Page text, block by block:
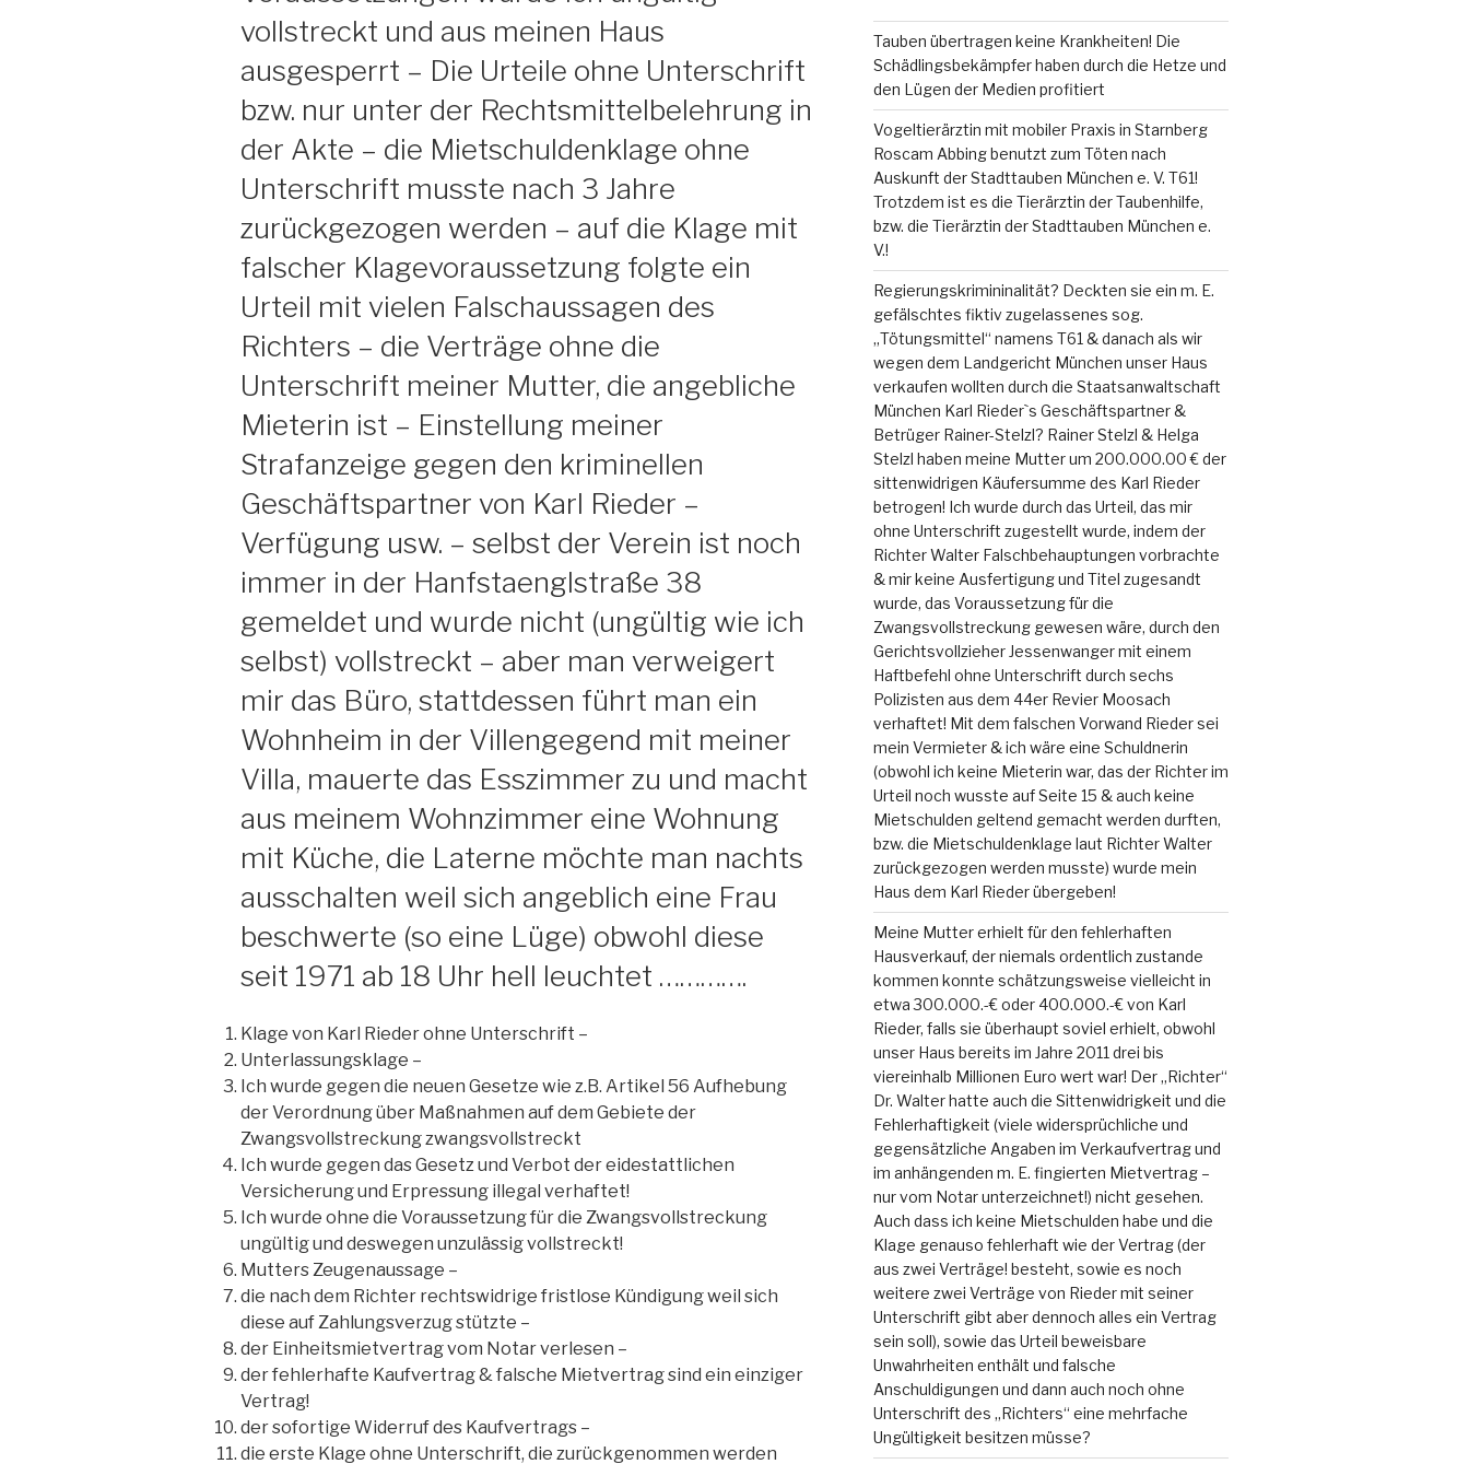
vollstreckt und aus meinen Haus
ausgesperrt – Die Urteile ohne Unterschrift
bzw. nur unter der Rechtsmittelbelehrung in
der Akte – die Mietschuldenklage ohne
Unterschrift musste nach 3 Jahre
zurückgezogen werden – auf die Klage mit
falscher Klagevoraussetzung folgte ein
Urteil mit vielen Falschaussagen des
Richters – die Verträge ohne die
Unterschrift meiner Mutter, die angebliche
Mieterin ist – Einstellung meiner
Strafanzeige gegen den kriminellen
Geschäftspartner von Karl Rieder –
Verfügung usw. – selbst der Verein ist noch
immer in der Hanfstaenglstraße 38
gemeldet und wurde nicht (ungültig wie ich
selbst) vollstreckt – aber man verweigert
mir das Büro, stattdessen führt man ein
Wohnheim in der Villengegend mit meiner
Villa, mauerte das Esszimmer zu und macht
aus meinem Wohnzimmer eine Wohnung
mit Küche, die Laterne möchte man nachts
ausschalten weil sich angeblich eine Frau
beschwerte (so eine Lüge) obwohl diese
seit 1971 ab 18 Uhr hell leuchtet ………….
Klage von Karl Rieder ohne Unterschrift –
Unterlassungsklage –
Ich wurde gegen die neuen Gesetze wie z.B. Artikel 56 Aufhebung
der Verordnung über Maßnahmen auf dem Gebiete der
Zwangsvollstreckung zwangsvollstreckt
Ich wurde gegen das Gesetz und Verbot der eidestattlichen
Versicherung und Erpressung illegal verhaftet!
Ich wurde ohne die Voraussetzung für die Zwangsvollstreckung
ungültig und deswegen unzulässig vollstreckt!
Mutters Zeugenaussage –
die nach dem Richter rechtswidrige fristlose Kündigung weil sich
diese auf Zahlungsverzug stützte –
der Einheitsmietvertrag vom Notar verlesen –
der fehlerhafte Kaufvertrag & falsche Mietvertrag sind ein einziger
Vertrag!
der sofortige Widerruf des Kaufvertrags –
die erste Klage ohne Unterschrift, die zurückgenommen werden
Tauben übertragen keine Krankheiten! Die
Schädlingsbekämpfer haben durch die Hetze und
den Lügen der Medien profitiert
Vogeltierärztin mit mobiler Praxis in Starnberg
Roscam Abbing benutzt zum Töten nach
Auskunft der Stadttauben München e. V. T61!
Trotzdem ist es die Tierärztin der Taubenhilfe,
bzw. die Tierärztin der Stadttauben München e.
V.!
Regierungskrimininalität? Deckten sie ein m. E.
gefälschtes fiktiv zugelassenes sog.
„Tötungsmittel“ namens T61 & danach als wir
wegen dem Landgericht München unser Haus
verkaufen wollten durch die Staatsanwaltschaft
München Karl Rieder`s Geschäftspartner &
Betrüger Rainer-Stelzl? Rainer Stelzl & Helga
Stelzl haben meine Mutter um 200.000.00 € der
sittenwidrigen Käufersumme des Karl Rieder
betrogen! Ich wurde durch das Urteil, das mir
ohne Unterschrift zugestellt wurde, indem der
Richter Walter Falschbehauptungen vorbrachte
& mir keine Ausfertigung und Titel zugesandt
wurde, das Voraussetzung für die
Zwangsvollstreckung gewesen wäre, durch den
Gerichtsvollzieher Jessenwanger mit einem
Haftbefehl ohne Unterschrift durch sechs
Polizisten aus dem 44er Revier Moosach
verhaftet! Mit dem falschen Vorwand Rieder sei
mein Vermieter & ich wäre eine Schuldnerin
(obwohl ich keine Mieterin war, das der Richter im
Urteil noch wusste auf Seite 15 & auch keine
Mietschulden geltend gemacht werden durften,
bzw. die Mietschuldenklage laut Richter Walter
zurückgezogen werden musste) wurde mein
Haus dem Karl Rieder übergeben!
Meine Mutter erhielt für den fehlerhaften
Hausverkauf, der niemals ordentlich zustande
kommen konnte schätzungsweise vielleicht in
etwa 300.000.-€ oder 400.000.-€ von Karl
Rieder, falls sie überhaupt soviel erhielt, obwohl
unser Haus bereits im Jahre 2011 drei bis
viereinhalb Millionen Euro wert war! Der „Richter“
Dr. Walter hatte auch die Sittenwidrigkeit und die
Fehlerhaftigkeit (viele widersprüchliche und
gegensätzliche Angaben im Verkaufvertrag und
im anhängenden m. E. fingierten Mietvertrag –
nur vom Notar unterzeichnet!) nicht gesehen.
Auch dass ich keine Mietschulden habe und die
Klage genauso fehlerhaft wie der Vertrag (der
aus zwei Verträge! besteht, sowie es noch
weitere zwei Verträge von Rieder mit seiner
Unterschrift gibt aber dennoch alles ein Vertrag
sein soll), sowie das Urteil beweisbare
Unwahrheiten enthält und falsche
Anschuldigungen und dann auch noch ohne
Unterschrift des „Richters“ eine mehrfache
Ungültigkeit besitzen müsse?